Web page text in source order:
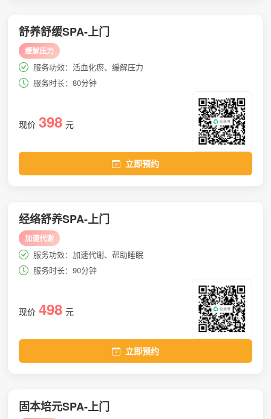
舒养舒缓SPA-上门
缓解压力
服务功效：活血化瘀、缓解压力
服务时长：80分钟
现价 398 元
立即预约
经络舒养SPA-上门
加速代谢
服务功效：加速代谢、帮助睡眠
服务时长：90分钟
现价 498 元
立即预约
固本培元SPA-上门